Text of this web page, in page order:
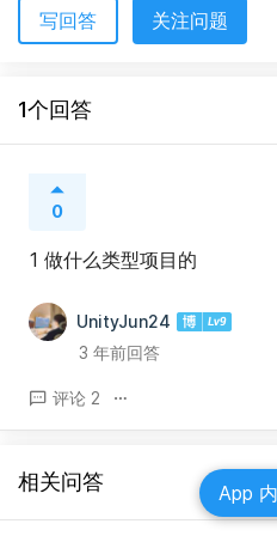
写回答 关注问题
1个回答
0
1 做什么类型项目的
UnityJun24
3 年前回答
评论 2
相关问答 App